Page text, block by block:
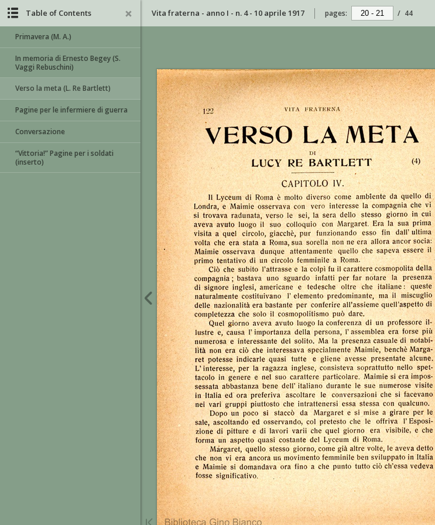
Vita fraterna - anno I - n. 4 - 10 aprile 1917 pages: / 44
Table of Contents
Primavera (M. A.)
In memoria di Ernesto Begey (S.
Vaggi Rebuschini)
Verso la meta (L. Re Bartlett)
Pagine per le infermiere di guerra
Conversazione
“Vittoria!” Pagine per i soldati
(inserto)